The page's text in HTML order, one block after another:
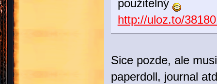
použitelný
http://uloz.to/
Sice pozde, ale
paperdoll, journal